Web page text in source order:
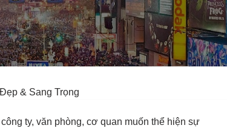
& Sang Trọng
ty, văn phòng, cơ quan muốn thể hiện sự